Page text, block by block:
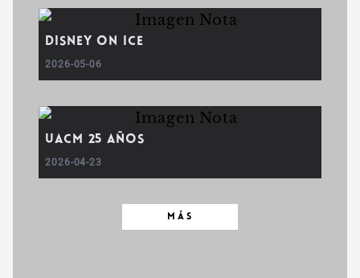
Disney On Ice
2026-05-06
UACM 25 AÑOS
2026-04-23
MÁS